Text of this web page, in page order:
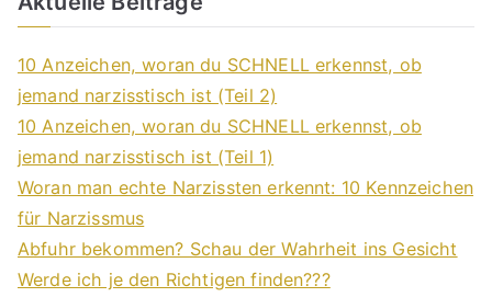
10 Anzeichen, woran du SCHNELL erkennst, ob
jemand narzisstisch ist (Teil 2)
10 Anzeichen, woran du SCHNELL erkennst, ob
jemand narzisstisch ist (Teil 1)
Woran man echte Narzissten erkennt: 10 Kennzeichen
für Narzissmus
Abfuhr bekommen? Schau der Wahrheit ins Gesicht
Werde ich je den Richtigen finden???